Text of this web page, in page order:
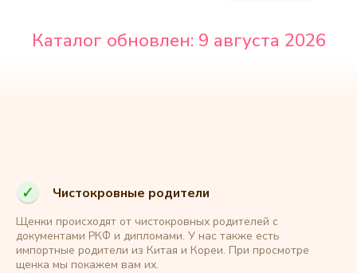
Чистокровные родители
Щенки происходят от чистокровных родителей с
документами РКФ и дипломами. У нас также есть
импортные родители из Китая и Кореи. При просмотре
щенка мы покажем вам их.